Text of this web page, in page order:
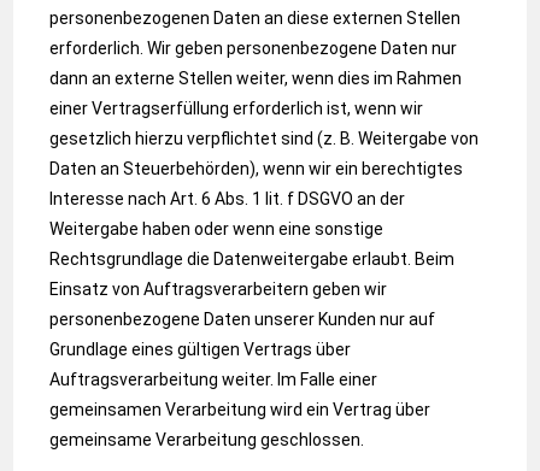
personenbezogenen Daten an diese externen Stellen
erforderlich. Wir geben personenbezogene Daten nur
dann an externe Stellen weiter, wenn dies im Rahmen
einer Vertragserfüllung erforderlich ist, wenn wir
gesetzlich hierzu verpflichtet sind (z. B. Weitergabe von
Daten an Steuerbehörden), wenn wir ein berechtigtes
Interesse nach Art. 6 Abs. 1 lit. f DSGVO an der
Weitergabe haben oder wenn eine sonstige
Rechtsgrundlage die Datenweitergabe erlaubt. Beim
Einsatz von Auftragsverarbeitern geben wir
personenbezogene Daten unserer Kunden nur auf
Grundlage eines gültigen Vertrags über
Auftragsverarbeitung weiter. Im Falle einer
gemeinsamen Verarbeitung wird ein Vertrag über
gemeinsame Verarbeitung geschlossen.